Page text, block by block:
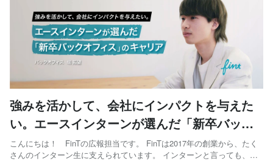
強みを活かして、会社にインパクトを与えた
い。エースインターンが選んだ「新卒バック
オフィス」のキャリア
こんにちは！ FinTの広報担当です。 FinTは2017年の創業から、たく
さんのインターン生に支えられています。 インターンと言っても、お